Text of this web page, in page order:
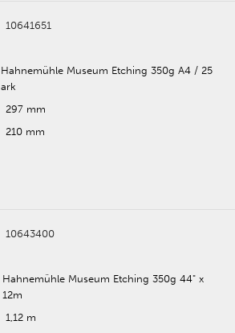
10641651
Hahnemühle Museum Etching 350g A4 / 25
ark
297 mm
210 mm
10643400
Hahnemühle Museum Etching 350g 44" x
12m
1,12 m